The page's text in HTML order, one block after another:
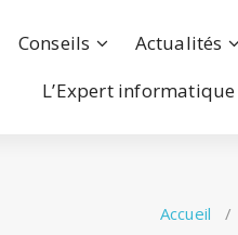
Conseils Actualités
L’Expert informatique
Accueil